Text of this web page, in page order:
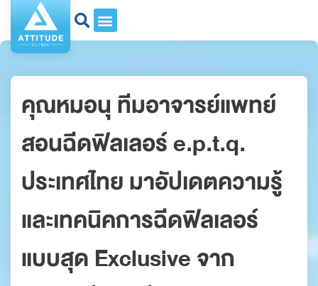
คุณหมอนุ ทีมอาจารย์แพทย์
สอนฉีดฟิลเลอร์ e.p.t.q.
ประเทศไทย มาอัปเดตความรู้
และเทคนิคการฉีดฟิลเลอร์
แบบสุด Exclusive จาก